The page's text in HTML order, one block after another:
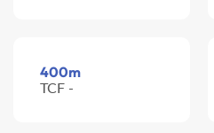
400m
TCF -